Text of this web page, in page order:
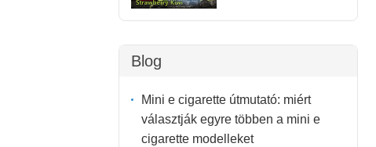
Blog
Mini e cigarette útmutató: miért
választják egyre többen a mini e
cigarette modelleket